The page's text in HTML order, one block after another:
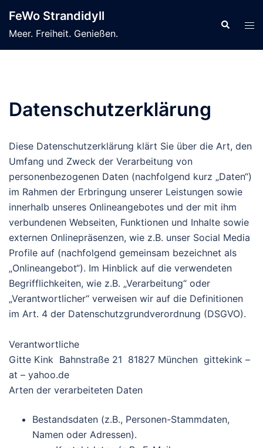
Inhalt
springen
FeWo Strandidyll
Meer. Freiheit. Genießen.
Suche
Datenschutzerklärung
Diese Datenschutzerklärung klärt Sie über die Art, den
Umfang und Zweck der Verarbeitung von
personenbezogenen Daten (nachfolgend kurz „Daten“)
im Rahmen der Erbringung unserer Leistungen sowie
innerhalb unseres Onlineangebotes und der mit ihm
verbundenen Webseiten, Funktionen und Inhalte sowie
externen Onlinepräsenzen, wie z.B. unser Social Media
Profile auf (nachfolgend gemeinsam bezeichnet als
„Onlineangebot“). Im Hinblick auf die verwendeten
Begrifflichkeiten, wie z.B. „Verarbeitung“ oder
„Verantwortlicher“ verweisen wir auf die Definitionen
im Art. 4 der Datenschutzgrundverordnung (DSGVO).
Verantwortliche
Gitte Kink Bahnstraße 21 81827 München gittekink –
at – yahoo.de
Arten der verarbeiteten Daten
Bestandsdaten (z.B., Personen-Stammdaten,
Namen oder Adressen).